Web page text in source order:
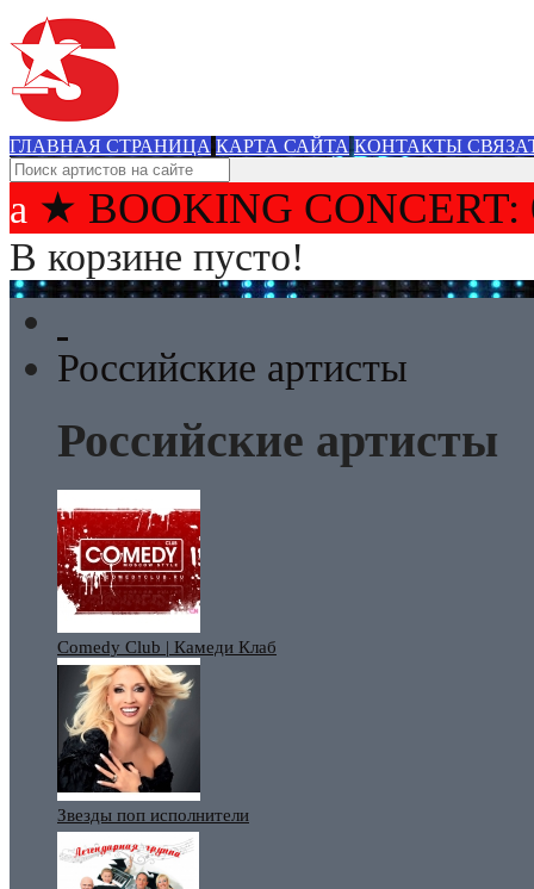
ГЛАВНАЯ СТРАНИЦА КАРТА САЙТА КОНТАКТЫ
★ BOOKING
В корзине пусто!
Российские артисты
Российские артисты
Comedy Club | Камеди Клаб
Звезды поп исполнители